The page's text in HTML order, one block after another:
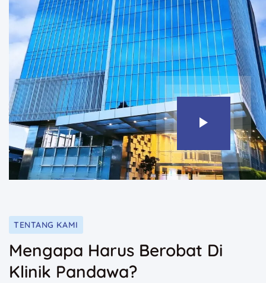
TENTANG KAMI
Mengapa Harus Berobat Di
Klinik Pandawa?